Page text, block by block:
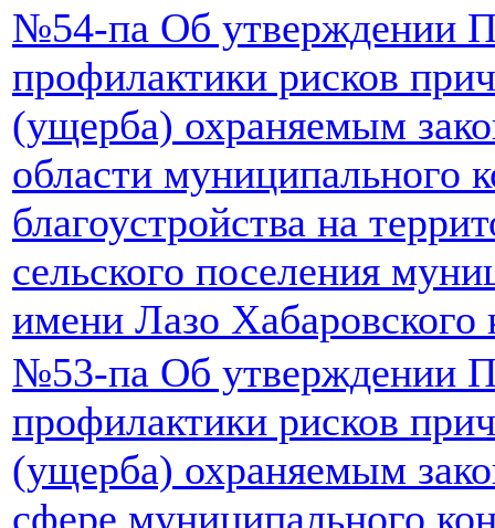
№54-па Об утверждении
профилактики рисков
(ущерба) охраняемым
области муниципального
благоустройства на
сельского поселения
имени Лазо Хабаровского
№53-па Об утверждении
профилактики рисков
(ущерба) охраняемым
сфере муниципального